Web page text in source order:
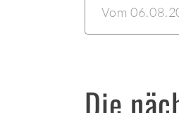
Vom
Die